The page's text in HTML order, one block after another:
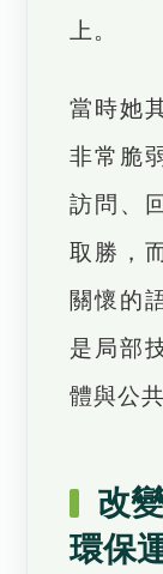
上。
當時她
非常脆
訪問、
取勝，
關懷的
是局部
體與公
改
環保